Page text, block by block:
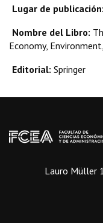
Lugar de publicación:
Nombre del Libro:
Economy,
Editorial: Springer
Lauro Müller